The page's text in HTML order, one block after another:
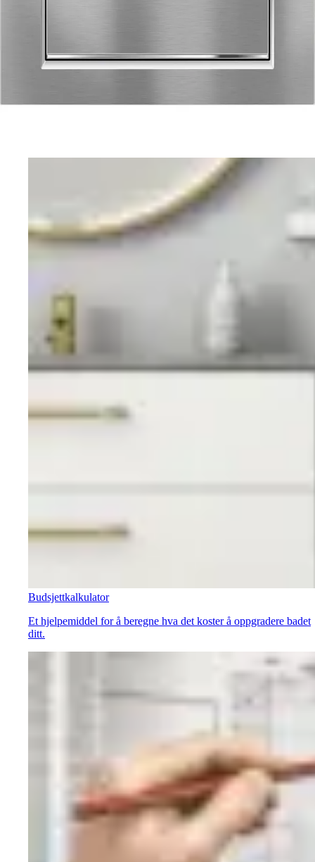
Budsjettkalkulator
Et hjelpemiddel for å beregne hva det koster å oppgradere badet
ditt.